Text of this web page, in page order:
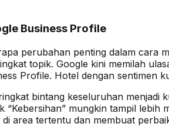
Business Profile
perubahan penting dalam cara
topik. Google kini memilah
Profile. Hotel dengan sentimen
bintang keseluruhan
“Kebersihan” mungkin tampil
area tertentu dan membuat